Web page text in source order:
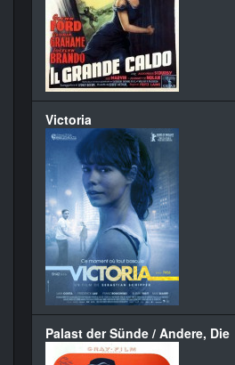
Victoria
Palast der Sünde / Andere, Die